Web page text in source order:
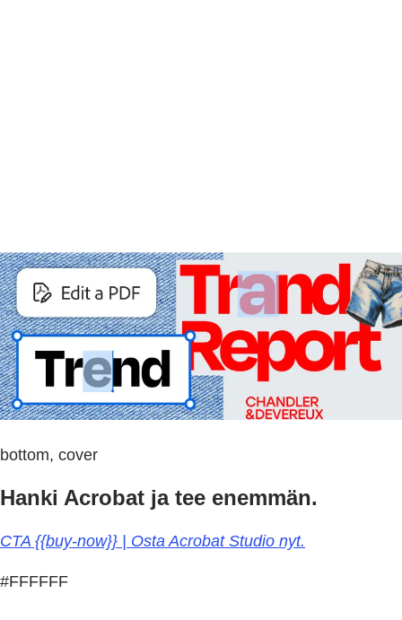
bottom, cover
Hanki Acrobat ja tee enemmän.
CTA {{buy-now}} | Osta Acrobat Studio nyt.
#FFFFFF